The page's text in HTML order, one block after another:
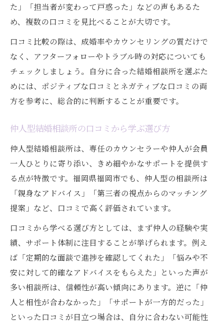
た」「担当者が変わって戸惑った」などの声もあるた
め、複数の口コミを見比べることが大切です。
口コミ比較の際は、成婚率やカウンセリングの質だけで
なく、アフターフォローやトラブル時の対応についても
チェックしましょう。自分に合った結婚相談所を選ぶた
めには、ポジティブな口コミとネガティブな口コミの両
方を参考に、総合的に判断することが重要です。
仲人型結婚相談所の口コミから学ぶ選び方
仲人型結婚相談所は、専任のカウンセラーや仲人が会員
一人ひとりに寄り添い、きめ細やかなサポートを提供す
る点が特徴です。福岡県福岡市でも、仲人型の相談所は
「親身なアドバイス」「第三者の視点からのマッチング
提案」など、口コミで高く評価されています。
口コミから学べる選び方としては、まず仲人の経験や実
績、サポート体制に注目することが挙げられます。例え
ば「定期的な面談で進捗を確認してくれた」「悩みや不
安に対して的確なアドバイスをもらえた」といった声が
多い相談所は、信頼性が高い傾向にあります。逆に「仲
人と相性が合わなかった」「サポートが一方的だった」
といった口コミが目立つ場合は、自分に合わない可能性